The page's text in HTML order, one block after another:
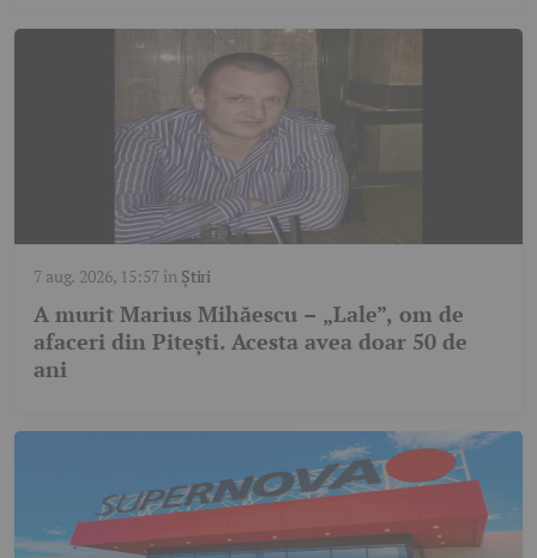
7 aug. 2026, 15:57în Știri
A murit Marius Mihăescu – „Lale”, om de
afaceri din Pitești. Acesta avea doar 50 de
ani